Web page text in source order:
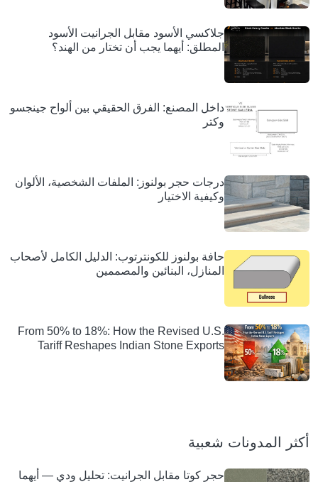
جلاكسي الأسود مقابل الجرانيت الأسود
المطلق: أيهما يجب أن تختار من الهند؟
داخل المصنع: الفرق الحقيقي بين ألواح جينجسو
وكتر
درجات حجر بولنوز: الملفات الشخصية، الألوان
وكيفية الاختيار
حافة بولنوز للكونترتوب: الدليل الكامل لأصحاب
المنازل، البنائين والمصممين
From 50% to 18%: How the Revised U.S.
Tariff Reshapes Indian Stone Exports
أكثر المدونات شعبية
حجر كوتا مقابل الجرانيت: تحليل ودي — أيهما